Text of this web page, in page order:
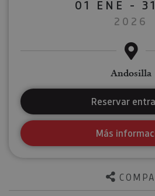
01 ENE -
2026
Andosilla
Reservar
Más